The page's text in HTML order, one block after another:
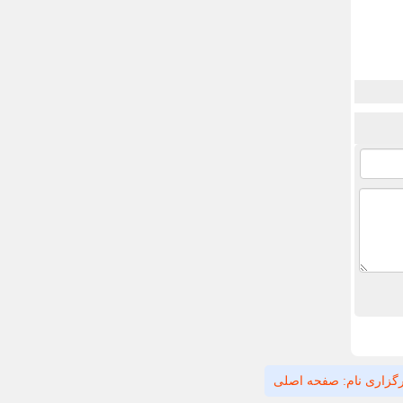
نام: صفحه اصلی